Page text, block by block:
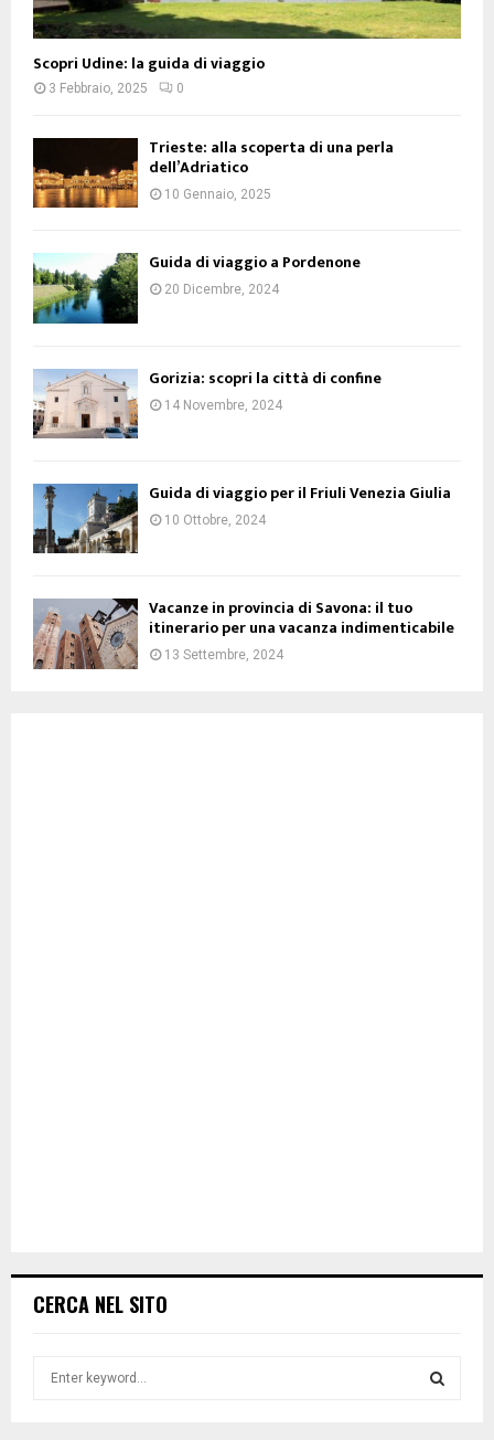
Scopri Udine: la guida di viaggio
3 Febbraio, 2025 0
Trieste: alla scoperta di una perla
dell’Adriatico
10 Gennaio, 2025
Guida di viaggio a Pordenone
20 Dicembre, 2024
Gorizia: scopri la città di confine
14 Novembre, 2024
Guida di viaggio per il Friuli Venezia Giulia
10 Ottobre, 2024
Vacanze in provincia di Savona: il tuo
itinerario per una vacanza indimenticabile
13 Settembre, 2024
CERCA NEL SITO